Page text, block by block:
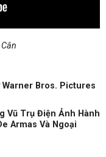
Bros. Pictures
Vũ Trụ Điện Ảnh Hành
Armas Và Ngoại